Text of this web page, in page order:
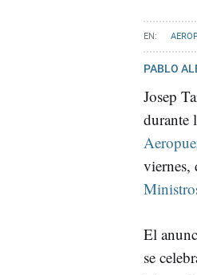
PABLO
Josep
durante
viernes,
El
se